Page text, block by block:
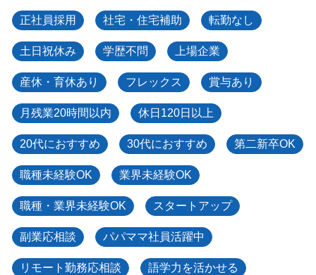
正社員採用 社宅・住宅補助 転勤なし
土日祝休み 学歴不問 上場企業
産休・育休あり フレックス 賞与あり
月残業20時間以内 休日120日以上
20代におすすめ 30代におすすめ 第二新卒OK
職種未経験OK 業界未経験OK
職種・業界未経験OK スタートアップ
副業応相談 パパママ社員活躍中
リモート勤務応相談 語学力を活かせる